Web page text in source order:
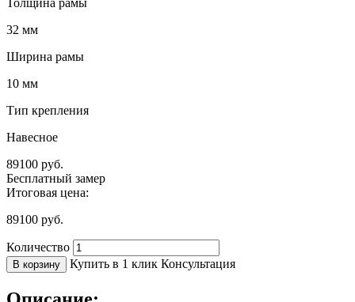
Толщина рамы
32 мм
Ширина рамы
10 мм
Тип крепления
Навесное
89100 руб.
Бесплатный замер
Итоговая цена:
89100 руб.
Количество
В корзину Купить в 1 клик Консультация